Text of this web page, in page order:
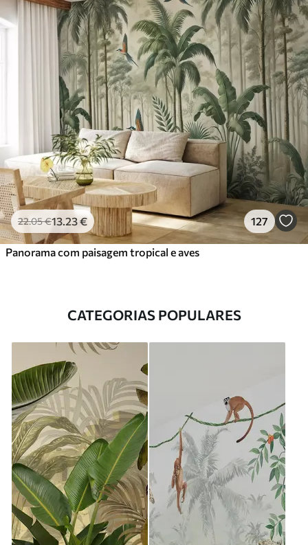
22.05€13 .23€ 127
Panorama com paisagem tropical e aves
CATEGORIAS POPULARES